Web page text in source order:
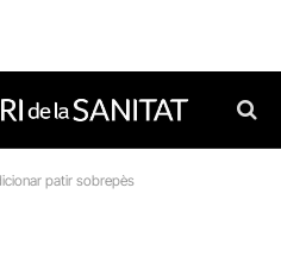
patir sobrepès